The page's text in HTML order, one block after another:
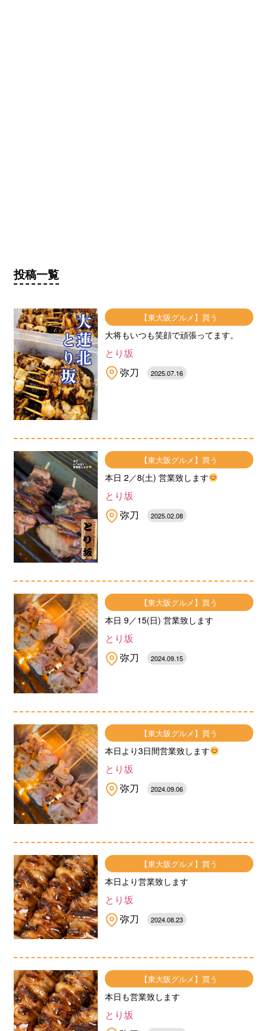
投稿一覧
【東大阪グルメ】買う
大将もいつも笑顔で頑張ってます。
とり坂
弥刀
2025.07.16
【東大阪グルメ】買う
本日 2／8(土) 営業致します
とり坂
弥刀
2025.02.08
【東大阪グルメ】買う
本日 9／15(日) 営業致します
とり坂
弥刀
2024.09.15
【東大阪グルメ】買う
本日より3日間営業致します
とり坂
弥刀
2024.09.06
【東大阪グルメ】買う
本日より営業致します
とり坂
弥刀
2024.08.23
【東大阪グルメ】買う
本日も営業致します
とり坂